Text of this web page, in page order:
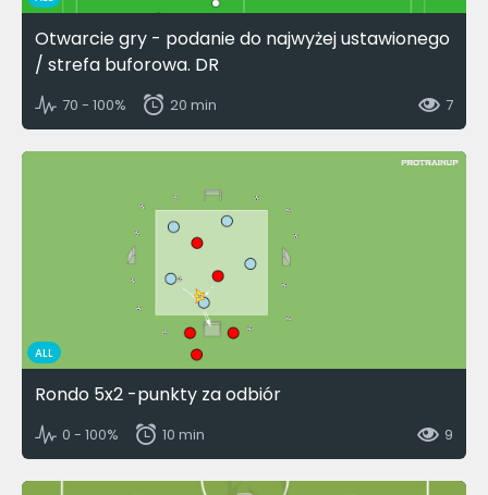
Otwarcie gry - podanie do najwyżej ustawionego
/ strefa buforowa. DR
70 - 100% 20 min 7
ALL
Rondo 5x2 -punkty za odbiór
0 - 100% 10 min 9